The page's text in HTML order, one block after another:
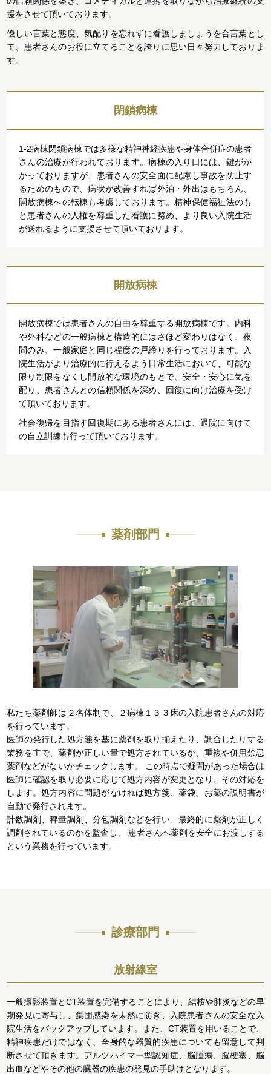
援をさせて頂いております。
優しい言葉と態度、気配りを忘れずに看護しましょうを合言葉とし
て、患者さんのお役に立てることを誇りに思い日々努力しておりま
す。
閉鎖病棟
1-2病棟閉鎖病棟では多様な精神神経疾患や身体合併症の患者
さんの治療が行われております。病棟の入り口には、鍵がか
かっておりますが、患者さんの安全面に配慮し事故を防止す
るためのもので、病状が改善すれば外泊・外出はもちろん、
開放病棟への転棟も考慮しております。精神保健福祉法のも
と患者さんの人権を尊重した看護に努め、より良い入院生活
が送れるように支援させて頂いております。
開放病棟
開放病棟では患者さんの自由を尊重する開放病棟です。内科
や外科などの一般病棟と構造的にはさほど変わりはなく、夜
間のみ、一般家庭と同じ程度の戸締りを行っております。入
院生活がより治療的に行えるよう日常生活において、可能な
限り制限をなくし開放的な環境のもとで、安全・安心に気を
配り、患者さんとの信頼関係を深め、回復に向け治療を受け
て頂いております。
社会復帰を目指す回復期にある患者さんには、退院に向けて
の自立訓練も行って頂いております。
薬剤部門
私たち薬剤師は２名体制で、２病棟１３３床の入院患者さんの対応
を行っています。
医師の発行した処方箋を基に薬剤を取り揃えたり、調合したりする
業務を主で、薬剤が正しい量で処方されているか、重複や併用禁忌
薬剤などがないかチェックします。 この時点で疑問があった場合は
医師に確認を取り必要に応じて処方内容が変更となり、その対応を
します。処方内容に問題がなければ処方箋、薬袋、お薬の説明書が
自動で発行されます。
計数調剤、秤量調剤、分包調剤などを行い、最終的に薬剤が正しく
調剤されているのかを監査し、 患者さんへ薬剤を安全にお渡しする
という業務を行っています。
診療部門
放射線室
一般撮影装置とCT装置を完備することにより、結核や肺炎などの早
期発見に寄与し、集団感染を未然に防ぎ、入院患者さんの安全な入
院生活をバックアップしています。また、CT装置を用いることで、
精神疾患だけではなく、全身的な器質的疾患についても留意して判
断させて頂きます。アルツハイマー型認知症、脳腫瘍、脳梗塞、脳
出血などやその他の臓器の疾患の発見の手助けとなります。